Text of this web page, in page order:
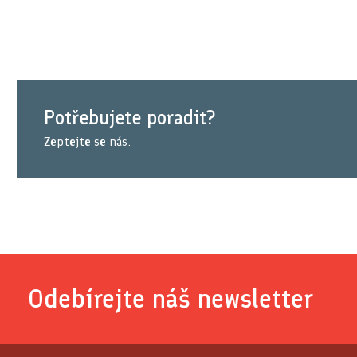
Potřebujete poradit?
Zeptejte se nás.
Odebírejte náš newsletter